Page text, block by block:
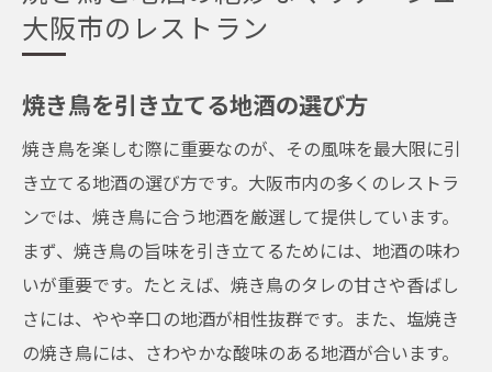
大阪市のレストラン
焼き鳥を引き立てる地酒の選び方
焼き鳥を楽しむ際に重要なのが、その風味を最大限に引
き立てる地酒の選び方です。大阪市内の多くのレストラ
ンでは、焼き鳥に合う地酒を厳選して提供しています。
まず、焼き鳥の旨味を引き立てるためには、地酒の味わ
いが重要です。たとえば、焼き鳥のタレの甘さや香ばし
さには、やや辛口の地酒が相性抜群です。また、塩焼き
の焼き鳥には、さわやかな酸味のある地酒が合います。